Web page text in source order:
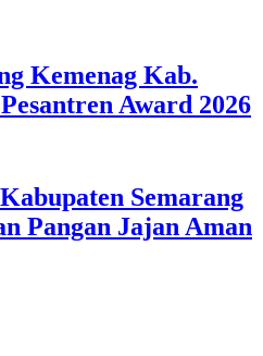
Kemenag Kab.
Award 2026
Semarang
Pangan Jajan Aman